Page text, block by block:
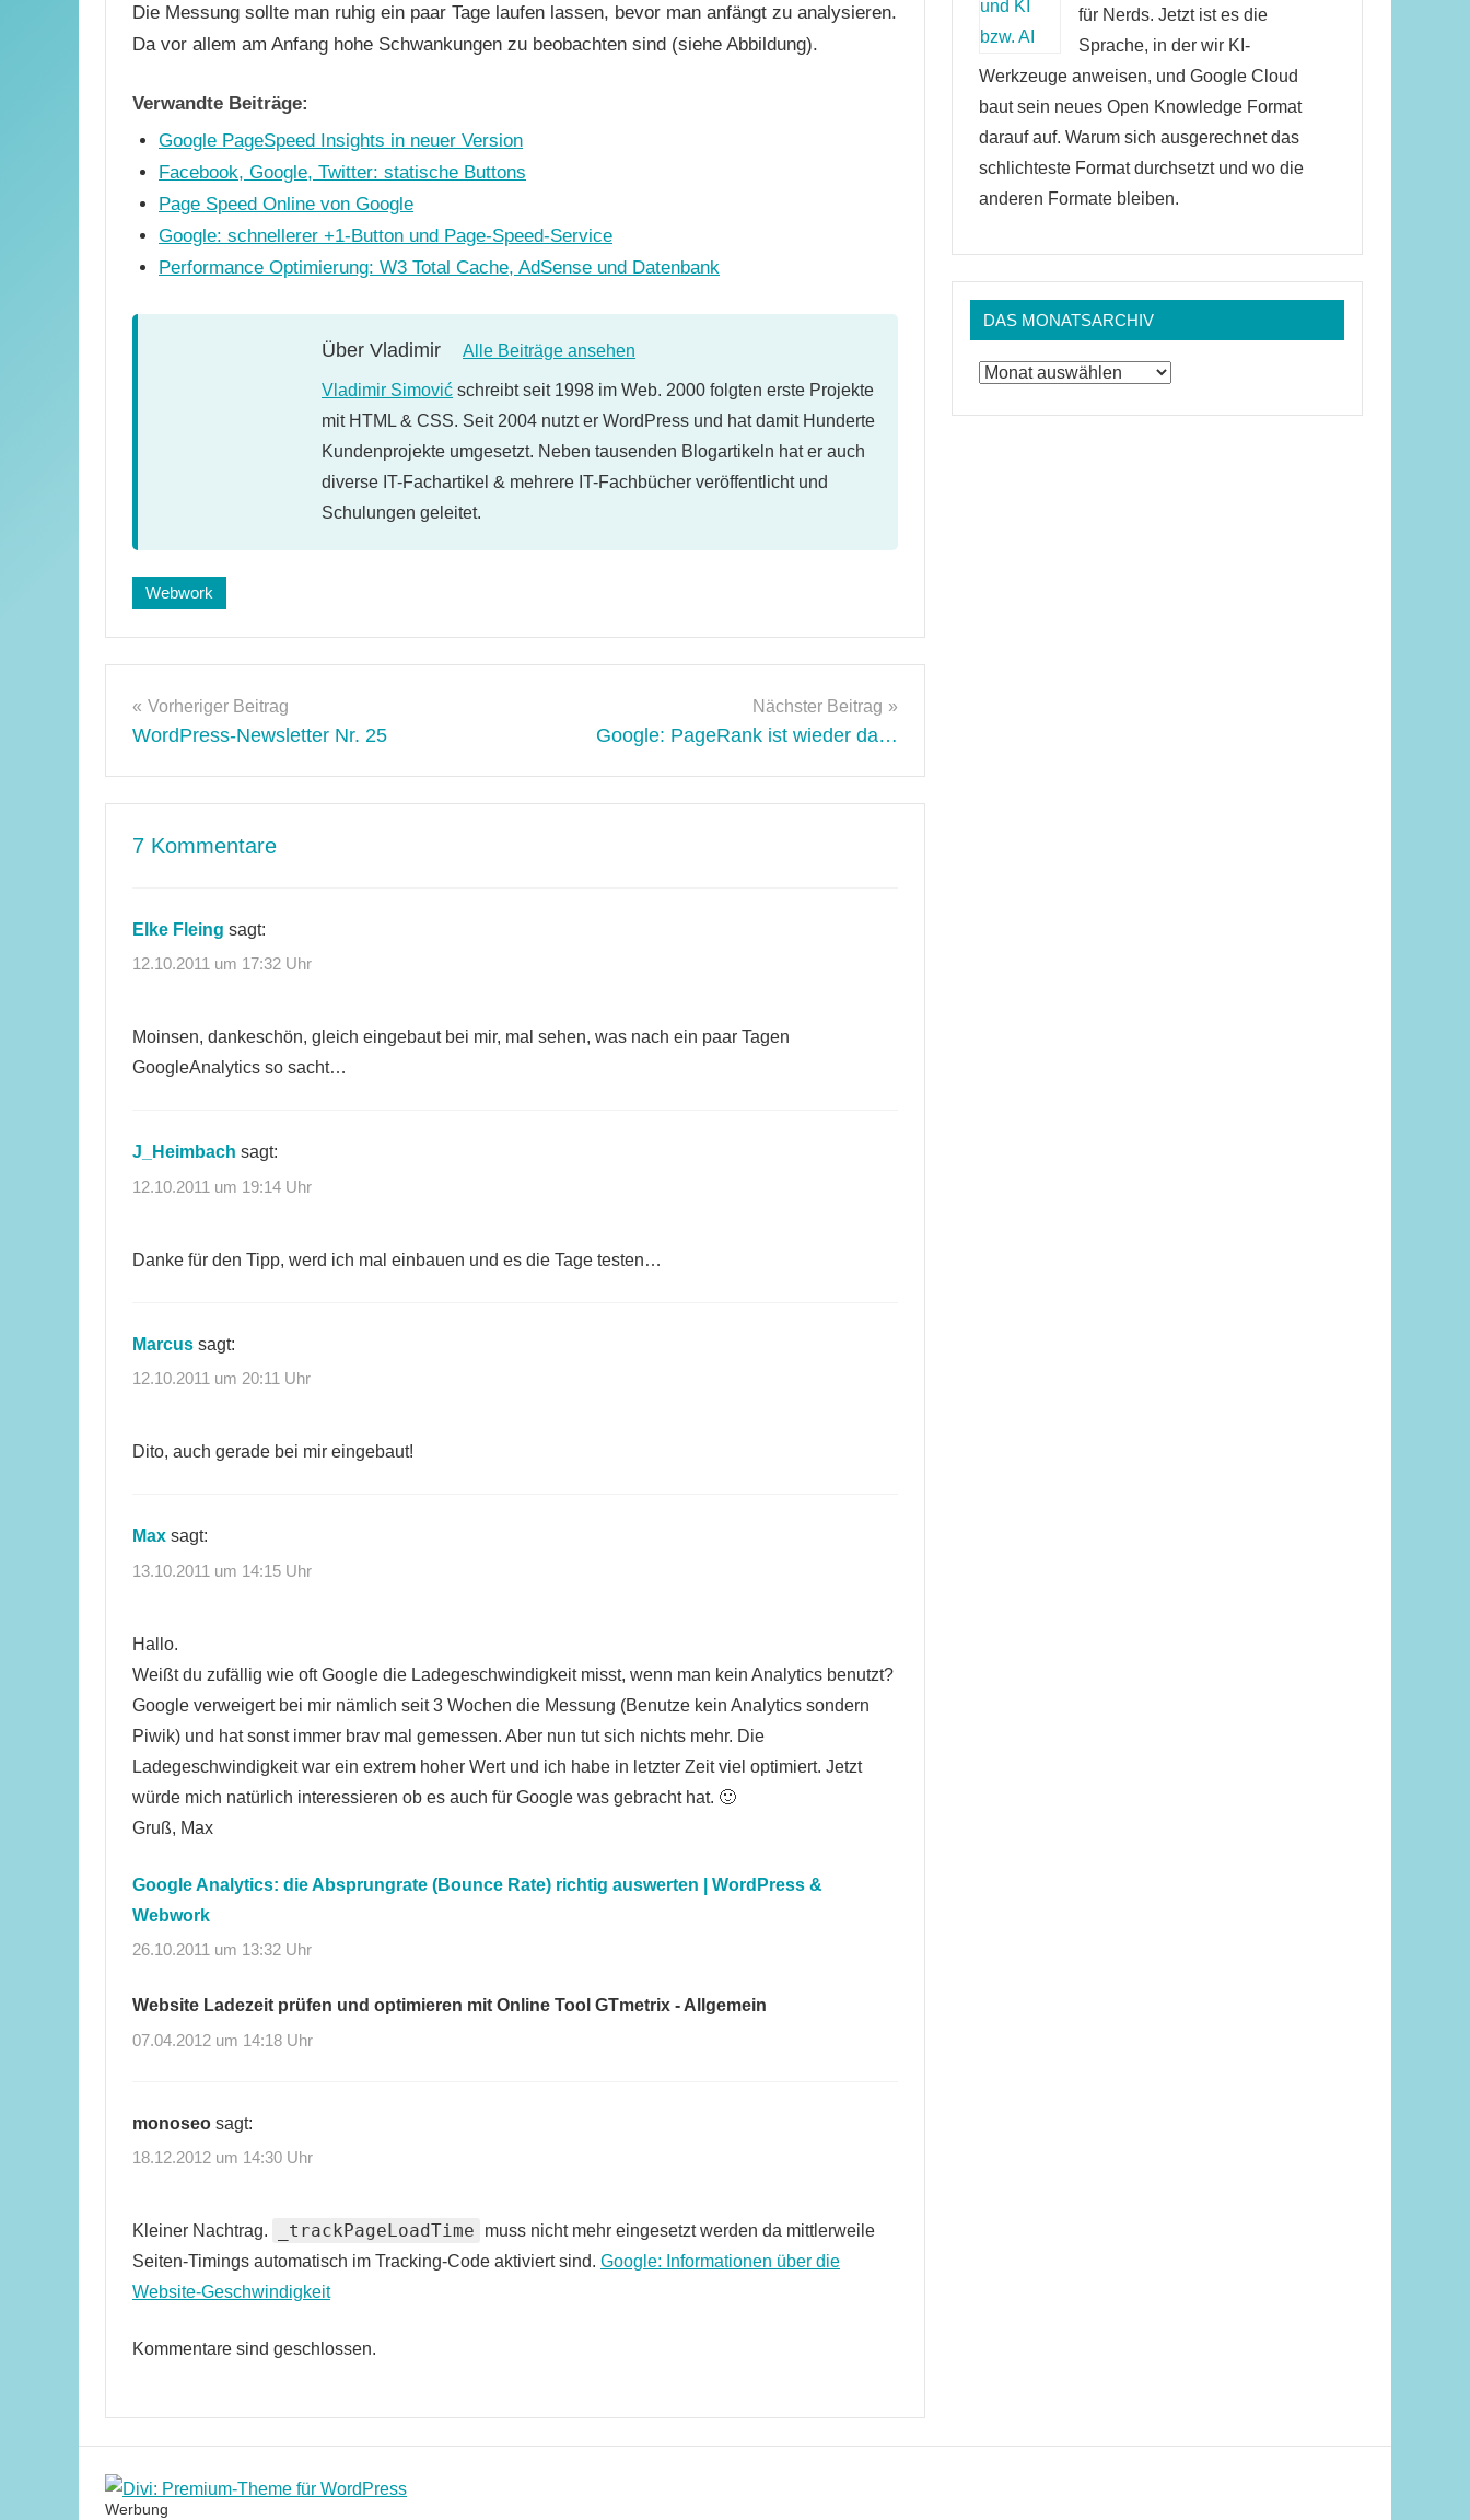
Die Messung sollte man ruhig ein paar Tage laufen lassen, bevor man anfängt zu analysieren.
Da vor allem am Anfang hohe Schwankungen zu beobachten sind (siehe Abbildung).
Verwandte Beiträge:
Google PageSpeed Insights in neuer Version
Facebook, Google, Twitter: statische Buttons
Page Speed Online von Google
Google: schnellerer +1-Button und Page-Speed-Service
Performance Optimierung: W3 Total Cache, AdSense und Datenbank
Über Vladimir Alle Beiträge ansehen
Vladimir Simović schreibt seit 1998 im Web. 2000 folgten erste Projekte
mit HTML & CSS. Seit 2004 nutzt er WordPress und hat damit Hunderte
Kundenprojekte umgesetzt. Neben tausenden Blogartikeln hat er auch
diverse IT-Fachartikel & mehrere IT-Fachbücher veröffentlicht und
Schulungen geleitet.
Schlagwörter:
Webwork
Beitragsnavigation
Vorheriger Beitrag
WordPress-Newsletter Nr. 25
Nächster Beitrag
Google: PageRank ist wieder da…
7 Kommentare
Elke Fleing sagt:
12.10.2011 um 17:32 Uhr
Moinsen, dankeschön, gleich eingebaut bei mir, mal sehen, was nach ein paar Tagen
GoogleAnalytics so sacht…
J_Heimbach sagt:
12.10.2011 um 19:14 Uhr
Danke für den Tipp, werd ich mal einbauen und es die Tage testen…
Marcus sagt:
12.10.2011 um 20:11 Uhr
Dito, auch gerade bei mir eingebaut!
Max sagt:
13.10.2011 um 14:15 Uhr
Hallo.
Weißt du zufällig wie oft Google die Ladegeschwindigkeit misst, wenn man kein Analytics benutzt?
Google verweigert bei mir nämlich seit 3 Wochen die Messung (Benutze kein Analytics sondern
Piwik) und hat sonst immer brav mal gemessen. Aber nun tut sich nichts mehr. Die
Ladegeschwindigkeit war ein extrem hoher Wert und ich habe in letzter Zeit viel optimiert. Jetzt
würde mich natürlich interessieren ob es auch für Google was gebracht hat. 🙂
Gruß, Max
Google Analytics: die Absprungrate (Bounce Rate) richtig auswerten | WordPress &
Webwork
26.10.2011 um 13:32 Uhr
Website Ladezeit prüfen und optimieren mit Online Tool GTmetrix - Allgemein
07.04.2012 um 14:18 Uhr
monoseo sagt:
18.12.2012 um 14:30 Uhr
Kleiner Nachtrag. _trackPageLoadTime
muss nicht mehr eingesetzt werden da mittlerweile
Seiten-Timings automatisch im Tracking-Code aktiviert sind. Google: Informationen über die
Website-Geschwindigkeit
Kommentare sind geschlossen.
für Nerds. Jetzt ist es die
Sprache, in der wir KI-
Werkzeuge anweisen, und Google Cloud
baut sein neues Open Knowledge Format
darauf auf. Warum sich ausgerechnet das
schlichteste Format durchsetzt und wo die
anderen Formate bleiben.
DAS MONATSARCHIV
Das
Werbung